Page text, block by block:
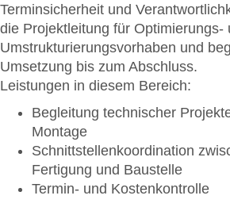
Terminsicherheit und
die Projektleitung für Optimierungs-
Umstrukturierungsvorhaben und
Umsetzung bis zum Abschluss.
Leistungen in diesem Bereich:
Begleitung technischer
Montage
Schnittstellenkoordination
Fertigung und Baustelle
Termin- und Kostenkontrolle